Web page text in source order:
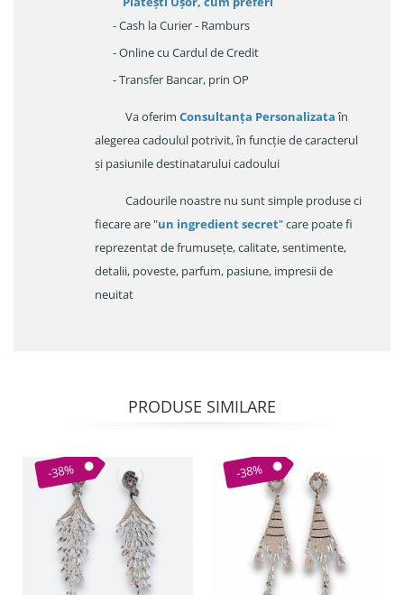
- Cash la Curier - Ramburs
- Online cu Cardul de Credit
- Transfer Bancar, prin OP
Va oferim Consultanța Personalizataîn
alegerea cadoulul potrivit, în funcție de caracterul
și pasiunile destinatarului cadoului
Cadourile noastre nu sunt simple produse ci
fiecare are "un ingredient secret" care poate fi
reprezentat de frumusețe, calitate, sentimente,
detalii, poveste, parfum, pasiune, impresii de
neuitat
PRODUSE SIMILARE
-38% -38%